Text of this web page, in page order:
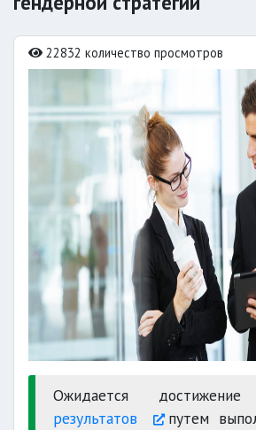
22832 количество просмотров
Ожидается
результатов
путем